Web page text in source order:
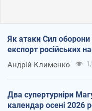
Як атаки Сил оборони
експорт російських
Андрій Клименко
Два супертурніри
календар осені 2026